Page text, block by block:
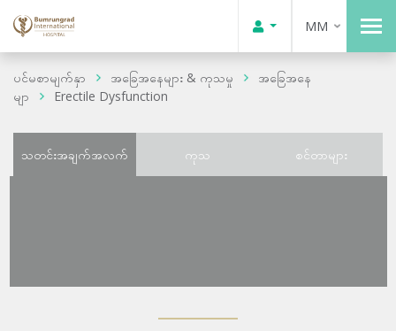
MM
ပင်မစာမျက်နှာ အခြေအနေများ & ကုသမှု
အခြေအနေ
မျာ
Erectile Dysfunction
သတင်းအချက်အလက် ကုသ စင်တာများ